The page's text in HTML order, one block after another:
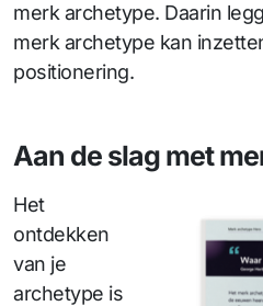
merk archetype. Daarin
merk archetype kan
positionering.
Aan de slag met
Het
ontdekken
van je
archetype is